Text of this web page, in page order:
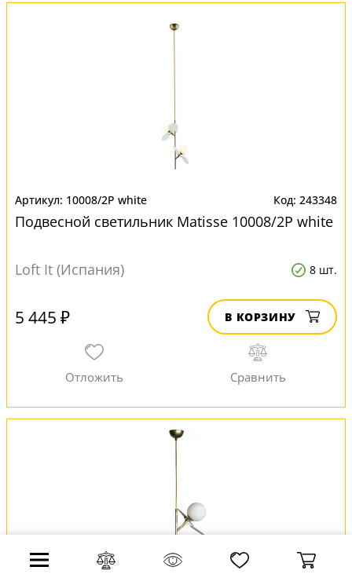
10008/2P white 243348
Подвесной светильник Matisse 10008/2P white
Loft It (Испания) 8 шт.
5 445 ₽ В КОРЗИНУ